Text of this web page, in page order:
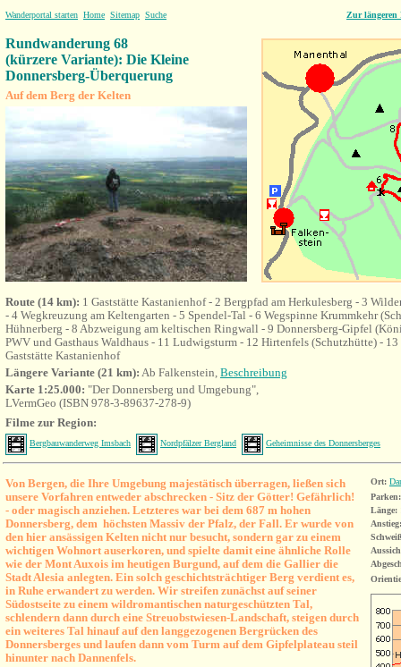
Wanderportal starten Home Sitemap Suche Zur längeren
Rundwanderung 68
(kürzere Variante): Die Kleine
Donnersberg-Überquerung
Auf dem Berg der Kelten
Route (14 km): 1 Gaststätte Kastanienhof - 2 Bergpfad am Herkulesberg - 3
- 4 Wegkreuzung am Keltengarten - 5 Spendel-Tal - 6 Wegspinne Krummkehr
Hühnerberg - 8 Abzweigung am keltischen Ringwall - 9 Donnersberg-Gipfel
PWV und Gasthaus Waldhaus - 11 Ludwigsturm - 12 Hirtenfels (Schutzhütte) -
Gaststätte Kastanienhof
Längere Variante (21 km): Ab Falkenstein, Beschreibung
Karte 1:25.000: "Der Donnersberg und Umgebung",
LVermGeo (ISBN 978-3-89637-278-9)
Filme zur Region:
Bergbauwanderweg Imsbach Nordpfälzer Bergland Geheimnisse des Donnersberges
Von Bergen, die Ihre Umgebung majestätisch überragen, ließen sich
unsere Vorfahren entweder abschrecken - Sitz der Götter! Gefährlich!
- oder magisch anziehen. Letzteres war bei dem 687 m hohen
Donnersberg, dem höchsten Massiv der Pfalz, der Fall. Er wurde von
den hier ansässigen Kelten nicht nur besucht, sondern gar zu einem
wichtigen Wohnort auserkoren, und spielte damit eine ähnliche Rolle
wie der Mont Auxois im heutigen Burgund, auf dem die Gallier die
Stadt Alesia anlegten. Ein solch geschichtsträchtiger Berg verdient es,
in Ruhe erwandert zu werden. Wir streifen zunächst auf seiner
Südostseite zu einem wildromantischen naturgeschützten Tal,
schlendern dann durch eine Streuobstwiesen-Landschaft, steigen durch
ein weiteres Tal hinauf auf den langgezogenen Bergrücken des
Donnersberges und laufen dann vom Turm auf dem Gipfelplateau steil
hinunter nach Dannenfels.
Ort:
Parken:
Länge:
Anstieg: